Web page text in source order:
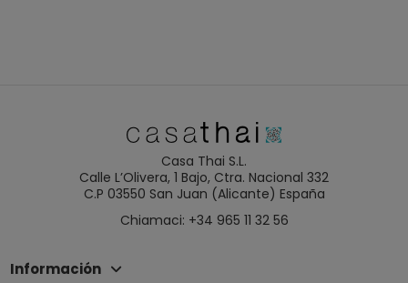
Casa Thai S.L.
Calle L’Olivera, 1 Bajo, Ctra. Nacional 332
C.P 03550 San Juan (Alicante) España
Chiamaci: +34 965 11 32 56
Información